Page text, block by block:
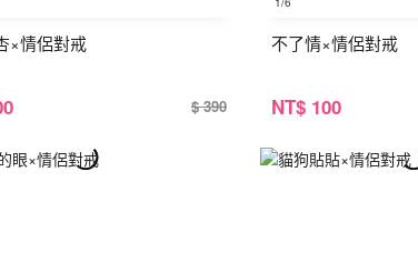
×情侶對戒
$ 390
不了情×情侶對戒
NT$ 100